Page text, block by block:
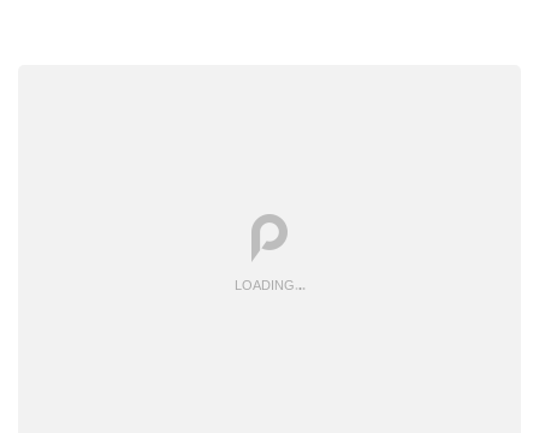
LOADING...